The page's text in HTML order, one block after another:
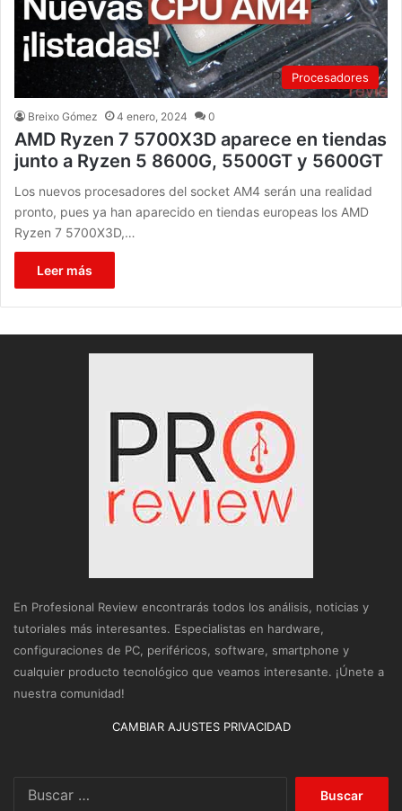
Procesadores
Breixo Gómez 4 enero, 2024 0
AMD Ryzen 7 5700X3D aparece en tiendas
junto a Ryzen 5 8600G, 5500GT y 5600GT
Los nuevos procesadores del socket AM4 serán una realidad
pronto, pues ya han aparecido en tiendas europeas los AMD
Ryzen 7 5700X3D,…
Leer más
En Profesional Review encontrarás todos los análisis, noticias y
tutoriales más interesantes. Especialistas en hardware,
configuraciones de PC, periféricos, software, smartphone y
cualquier producto tecnológico que veamos interesante. ¡Únete a
nuestra comunidad!
CAMBIAR AJUSTES PRIVACIDAD